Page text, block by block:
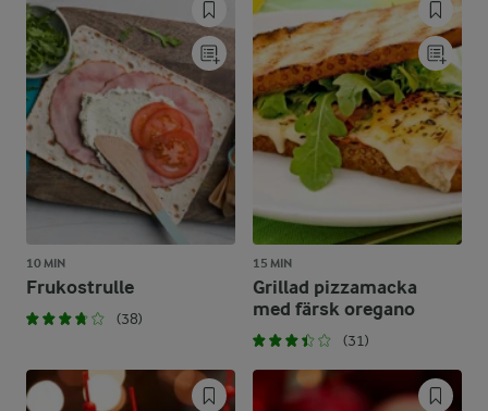
10 MIN
Frukostrulle
(38)
15 MIN
Grillad pizzamacka
med färsk oregano
(31)